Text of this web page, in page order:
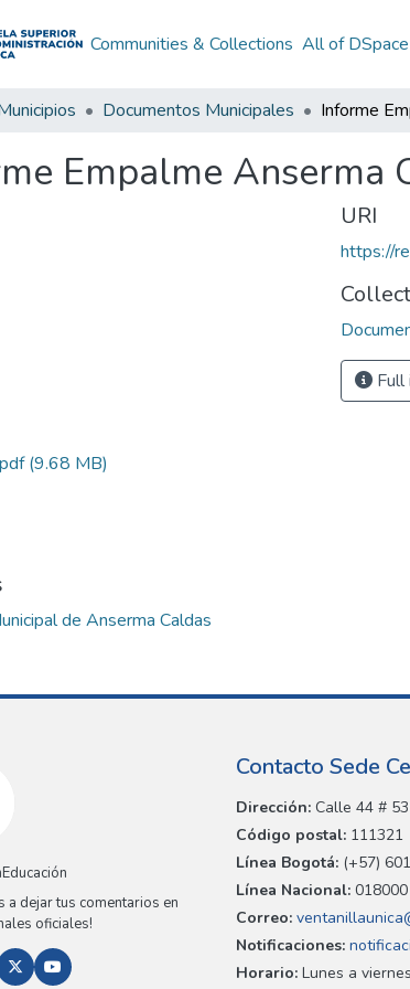
Communities & Collections All of DSpace
Documentos Municipales
Empalme Anserma
(9.68 MB)
de Anserma Caldas
URI
https://
Full
a dejar tus comentarios en
oficiales!
Contacto Sede
Dirección: Calle 44 #
Código postal: 111321
Línea Bogotá: (+57)
Línea Nacional:
Correo:
Notificaciones:
Horario: Lunes a